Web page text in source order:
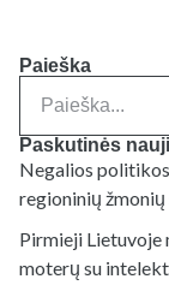
Paieška
Paskutinės
Negalios
regioninių
Pirmieji Lietuvoje
moterų su